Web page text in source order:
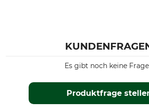
Produktfrage
Es gibt noch keine